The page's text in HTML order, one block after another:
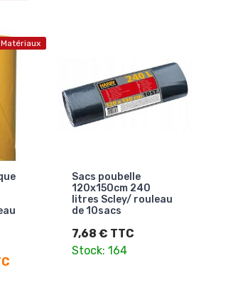
Sacs poubelle
120x150cm 240
litres Scley/ rouleau
de 10sacs
7,68 € TTC
Stock: 164